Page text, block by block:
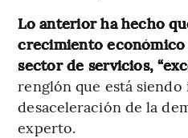
Lo anterior ha hecho
crecimiento económico
sector de servicios,
renglón que está
desaceleración de la
experto.